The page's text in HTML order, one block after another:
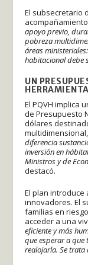
El subsecretario
apoyo previo,
pobreza
áreas
habitacional debe
UN
El PQVH implica
de Presupuesto
dólares
diferencia
inversión en
Ministros y de
destacó.
El plan
innovadores. El
familias en
acceder a una
eficiente y más
que esperar a que
realojarla. Se trata